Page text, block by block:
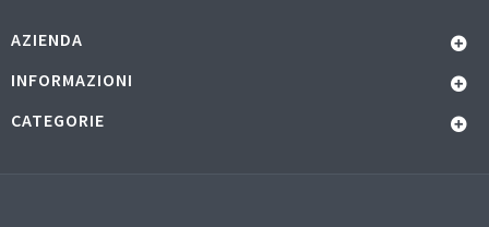
AZIENDA
INFORMAZIONI
CATEGORIE